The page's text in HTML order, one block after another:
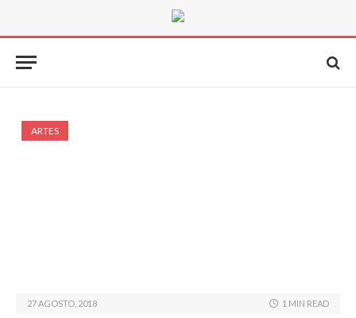
ARTES
27 AGOSTO, 2018 1 MIN READ